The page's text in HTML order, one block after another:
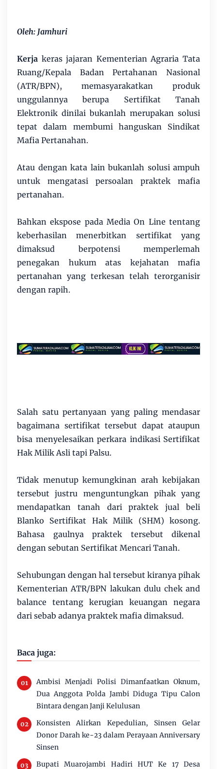
Oleh: Jamhuri
Kerja keras jajaran Kementerian Agraria Tata
Ruang/Kepala Badan Pertahanan Nasional
(ATR/BPN), memasyarakatkan produk
unggulannya berupa Sertifikat Tanah
Elektronik dinilai bukanlah merupakan solusi
tepat dalam membumi hanguskan Sindikat
Mafia Pertanahan.
Atau dengan kata lain bukanlah solusi ampuh
untuk mengatasi persoalan praktek mafia
pertanahan.
Bahkan ekspose pada Media On Line tentang
keberhasilan menerbitkan sertifikat yang
dimaksud berpotensi memperlemah
penegakan hukum atas kejahatan mafia
pertanahan yang terkesan telah terorganisir
dengan rapih.
Salah satu pertanyaan yang paling mendasar
bagaimana sertifikat tersebut dapat ataupun
bisa menyelesaikan perkara indikasi Sertifikat
Hak Milik Asli tapi Palsu.
Tidak menutup kemungkinan arah kebijakan
tersebut justru menguntungkan pihak yang
mendapatkan tanah dari praktek jual beli
Blanko Sertifikat Hak Milik (SHM) kosong.
Bahasa gaulnya praktek tersebut dikenal
dengan sebutan Sertifikat Mencari Tanah.
Sehubungan dengan hal tersebut kiranya pihak
Kementerian ATR/BPN lakukan dulu chek and
balance tentang kerugian keuangan negara
dari sebab adanya praktek mafia dimaksud.
Baca juga:
Ambisi Menjadi Polisi Dimanfaatkan Oknum,
Dua Anggota Polda Jambi Diduga Tipu Calon
Bintara dengan Janji Kelulusan
Konsisten Alirkan Kepedulian, Sinsen Gelar
Donor Darah ke-23 dalam Perayaan Anniversary
Sinsen
Bupati Muarojambi Hadiri HUT Ke 17 Desa